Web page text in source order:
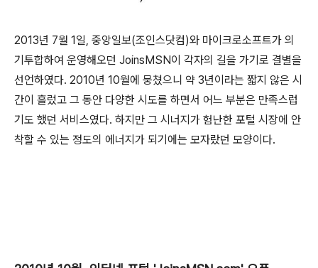
2013년 7월 1일, 중앙일보(조인스닷컴)와 마이크로소프트가 의
기투합하여 운영해오던 JoinsMSN이 각자의 길을 가기로 결별을
선언하였다. 2010년 10월에 뭉쳤으니 약 3년이라는 짧지 않은 시
간이 흘렀고 그 동안 다양한 시도를 하면서 어느 부분은 만족스럽
기도 했던 서비스였다. 하지만 그 시너지가 험난한 포털 시장에 안
착할 수 있는 정도의 에너지가 되기에는 모자랐던 모양이다.